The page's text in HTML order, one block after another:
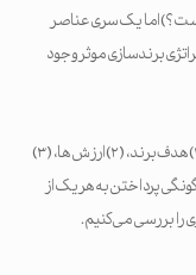
اما یک سری عناصر
برندسازی موثر وجود
پنج عنصر اصلی که ما در اینجا خواهیم دید، عبارتند از: (۱) هدف برند، (۲) ارزش ها، (۳)
در اینجا چگونگی پرداختن به هر یک از
را بررسی می کنیم.